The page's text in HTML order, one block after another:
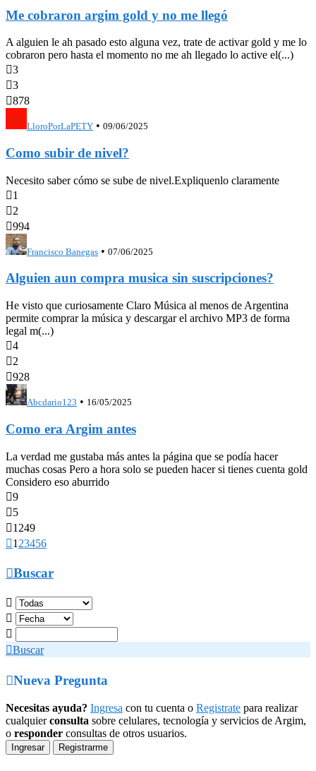
Me cobraron argim gold y no me llegó
A alguien le ah pasado esto alguna vez, trate de activar gold y me lo
cobraron pero hasta el momento no me ah llegado lo active el(...)
3
3
878
LloroPorLaPETY • 09/06/2025
Como subir de nivel?
Necesito saber cómo se sube de nivel.Expliquenlo claramente
1
2
994
Francisco Banegas • 07/06/2025
Alguien aun compra musica sin suscripciones?
He visto que curiosamente Claro Música al menos de Argentina
permite comprar la música y descargar el archivo MP3 de forma
legal m(...)
4
2
928
Abcdario123 • 16/05/2025
Como era Argim antes
La verdad me gustaba más antes la página que se podía hacer
muchas cosas Pero a hora solo se pueden hacer si tienes cuenta gold
Considero eso aburrido
9
5
1249
1 23456
Buscar



Buscar
Nueva Pregunta
Necesitas ayuda? Ingresa con tu cuenta o Registrate para realizar
cualquierconsulta sobre celulares, tecnología y servicios de Argim,
o responder consultas de otros usuarios.
Ingresar Registrarme